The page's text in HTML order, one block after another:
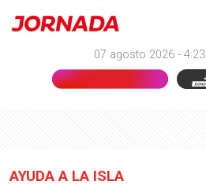
07 agosto 2026 -
AYUDA A LA ISLA